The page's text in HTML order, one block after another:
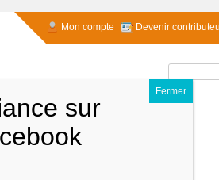
Mon compte Devenir
amis ne sont pas tes